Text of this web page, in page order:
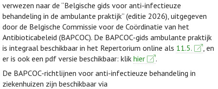
verwezen naar de “Belgische gids voor anti-infectieuze
behandeling in de ambulante praktijk” (editie 2026), uitgegeven
door de Belgische Commissie voor de Coördinatie van het
Antibioticabeleid (BAPCOC). De BAPCOC-gids ambulante praktijk
is integraal beschikbaar in het Repertorium online als 11.5.
, en
er is ook een pdf versie beschikbaar: klik hier
.
De BAPCOC-richtlijnen voor anti-infectieuze behandeling in
ziekenhuizen zijn beschikbaar via